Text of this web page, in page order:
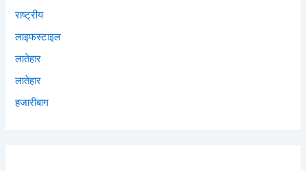
राष्ट्रीय
लाइफस्टाइल
लातेहार
लातेहार
हजारीबाग